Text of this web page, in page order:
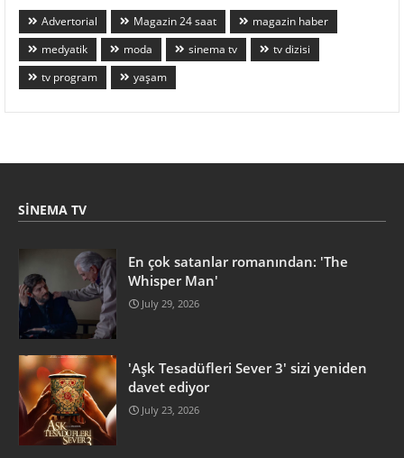
Advertorial Magazin 24 saat
magazin haber
medyatik
moda sinema tv
tv dizisi
tv program
yaşam
SINEMA TV
En çok satanlar romanından: 'The
Whisper Man'
July 29, 2026
'Aşk Tesadüfleri Sever 3' sizi yeniden
davet ediyor
July 23, 2026